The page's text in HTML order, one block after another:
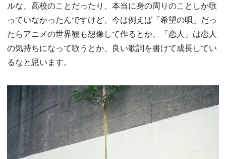
ルな、高校のことだったり、本当に身の周りのことしか歌
っていなかったんですけど、今は例えば「希望の唄」だっ
たらアニメの世界観も想像して作るとか、「恋人」は恋人
の気持ちになって歌うとか、良い歌詞を書けて成長してい
るなと思います。